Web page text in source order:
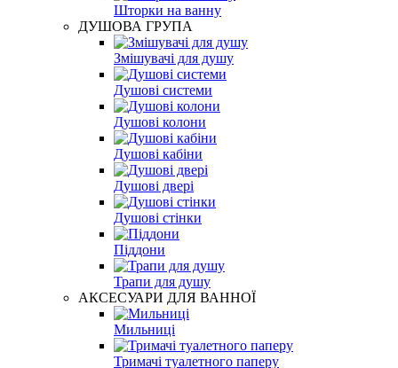
Шторки на ванну
ДУШОВА ГРУПА
Змішувачі для душу
Душові системи
Душові колони
Душові кабіни
Душові двері
Душові стінки
Піддони
Трапи для душу
АКСЕСУАРИ ДЛЯ ВАННОЇ
Мильниці
Тримачі туалетного паперу